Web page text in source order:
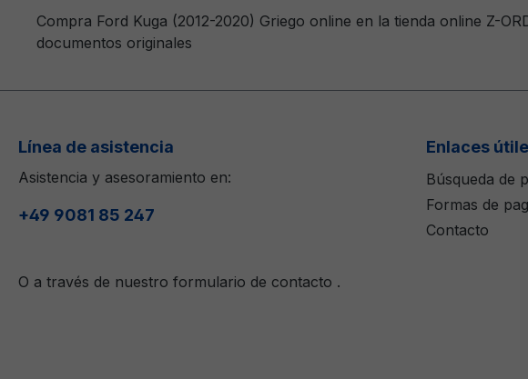
Compra Ford Kuga (2012-2020) Griego online en la tienda online Z-
documentos originales
Línea de asistencia
Asistencia y asesoramiento en:
+49 9081 85 247
O a través de nuestro formulario de contacto .
Enlaces
Búsqueda de
Formas de
Contacto